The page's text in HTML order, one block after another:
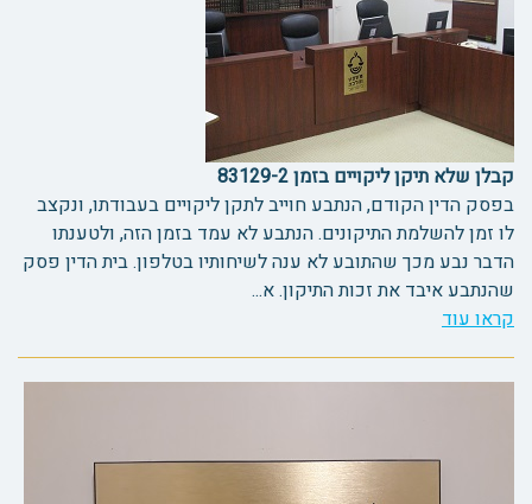
קבלן שלא תיקן ליקויים בזמן 83129-2
בפסק הדין הקודם, הנתבע חוייב לתקן ליקויים בעבודתו, ונקצב
לו זמן להשלמת התיקונים. הנתבע לא עמד בזמן הזה, ולטענתו
הדבר נבע מכך שהתובע לא ענה לשיחותיו בטלפון. בית הדין פסק
שהנתבע איבד את זכות התיקון. א...
קראו עוד